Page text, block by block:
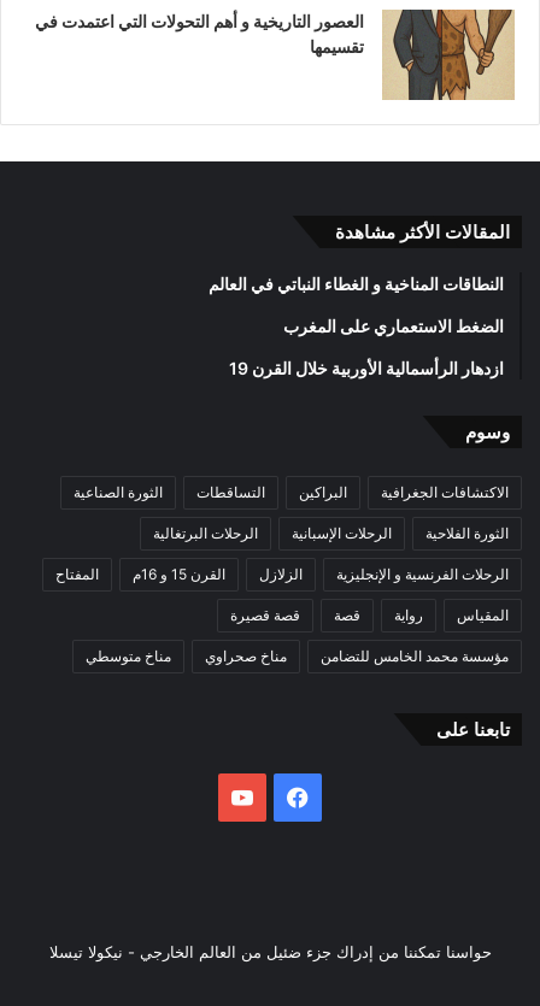
العصور التاريخية و أهم التحولات التي اعتمدت في
تقسيمها
المقالات الأكثر مشاهدة
النطاقات المناخية و الغطاء النباتي في العالم
الضغط الاستعماري على المغرب
ازدهار الرأسمالية الأوربية خلال القرن 19
وسوم
الاكتشافات الجغرافية البراكين التساقطات الثورة الصناعية
الثورة الفلاحية الرحلات الإسبانية الرحلات البرتغالية
الرحلات الفرنسية و الإنجليزية الزلازل القرن 15 و 16م المفتاح
المقياس رواية قصة قصة قصيرة
مؤسسة محمد الخامس للتضامن مناخ صحراوي مناخ متوسطي
تابعنا على
فيسبوك
حواسنا تمكننا من إدراك جزء ضئيل من العالم الخارجي - نيكولا تيسلا